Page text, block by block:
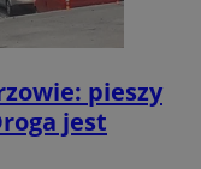
pieszy
jest